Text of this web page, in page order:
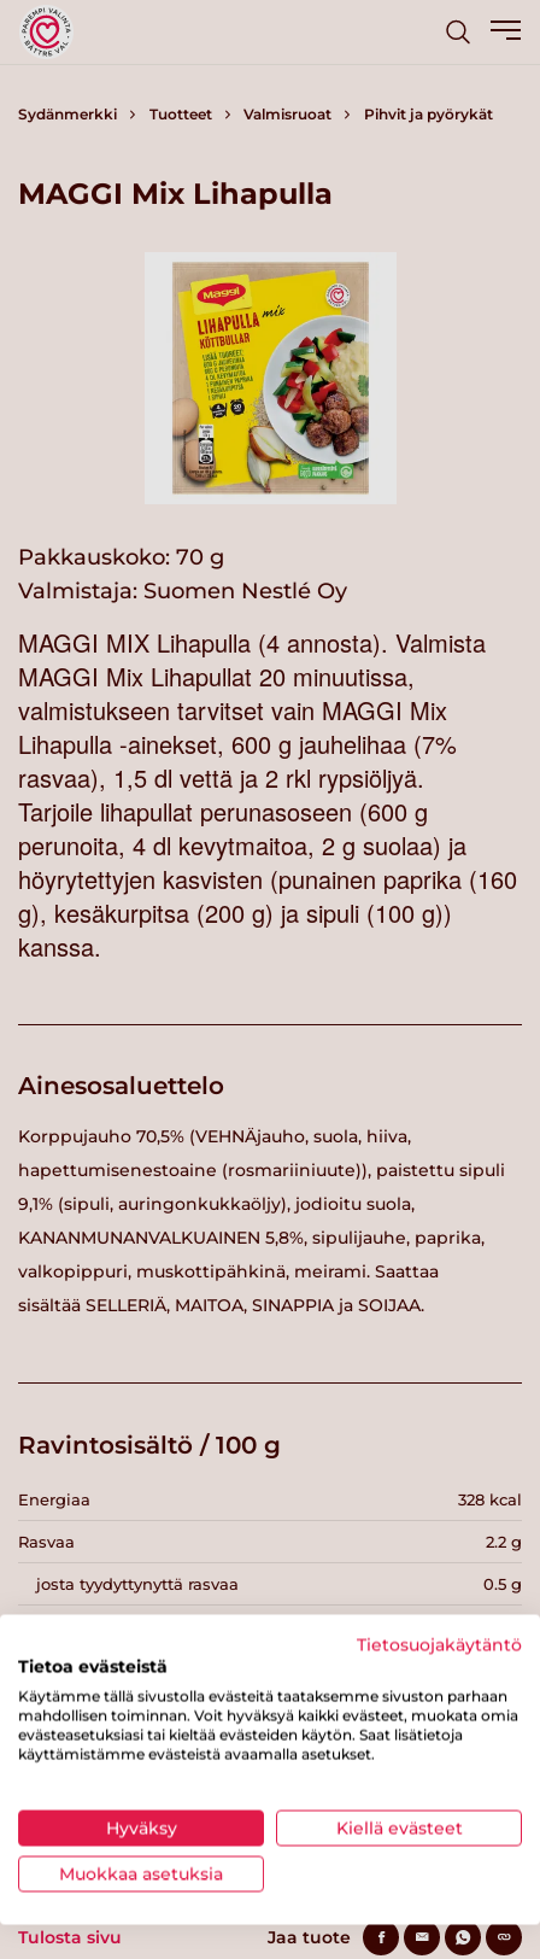
Sydänmerkki Tuotteet Valmisruoat Pihvit ja pyörykät
MAGGI Mix Lihapulla
Pakkauskoko: 70 g
Valmistaja: Suomen Nestlé Oy
MAGGI MIX Lihapulla (4 annosta). Valmista
MAGGI Mix Lihapullat 20 minuutissa,
valmistukseen tarvitset vain MAGGI Mix
Lihapulla -ainekset, 600 g jauhelihaa (7%
rasvaa), 1,5 dl vettä ja 2 rkl rypsiöljyä.
Tarjoile lihapullat perunasoseen (600 g
perunoita, 4 dl kevytmaitoa, 2 g suolaa) ja
höyrytettyjen kasvisten (punainen paprika (160
g), kesäkurpitsa (200 g) ja sipuli (100 g))
kanssa.
Ainesosaluettelo
Korppujauho 70,5% (VEHNÄjauho, suola, hiiva,
hapettumisenestoaine (rosmariiniuute)), paistettu sipuli
9,1% (sipuli, auringonkukkaöljy), jodioitu suola,
KANANMUNANVALKUAINEN 5,8%, sipulijauhe, paprika,
valkopippuri, muskottipähkinä, meirami. Saattaa
sisältää SELLERIÄ, MAITOA, SINAPPIA ja SOIJAA.
Ravintosisältö / 100 g
Energiaa 328 kcal
Rasvaa 2.2 g
josta tyydyttynyttä rasvaa 0.5 g
josta sokereita
Kuitua 5 g
Proteiinia
Tulosta sivu Jaa tuote
Tietosuojakäytäntö
Tietoa evästeistä
Käytämme tällä sivustolla evästeitä taataksemme sivuston parhaan
mahdollisen toiminnan. Voit hyväksyä kaikki evästeet, muokata omia
evästeasetuksiasi tai kieltää evästeiden käytön. Saat lisätietoja
käyttämistämme evästeistä avaamalla asetukset.
Hyväksy Kiellä evästeet
Muokkaa asetuksia